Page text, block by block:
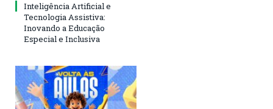
Inteligência Artificial e
Tecnologia Assistiva:
Inovando a Educação
Especial e Inclusiva